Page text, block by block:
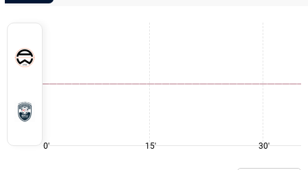
0' 15' 30'